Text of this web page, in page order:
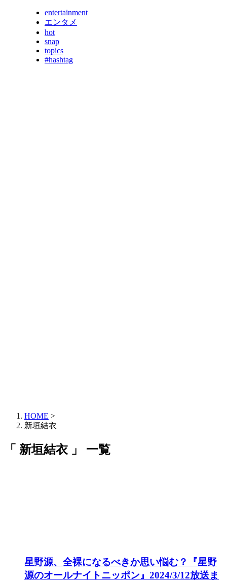
entertainment
エンタメ
hot
snap
topics
#hashtag
HOME >
新垣結衣
「 新垣結衣 」 一覧
星野源、全裸になるべきか思い悩む？『星野
源のオールナイトニッポン』2024/3/12放送ま